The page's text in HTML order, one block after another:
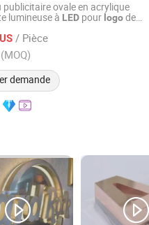
publicitaire ovale en acrylique
lumineuse à LED pour logode
/ Pièce
(MOQ)
demande
Co., Ltd.
2015